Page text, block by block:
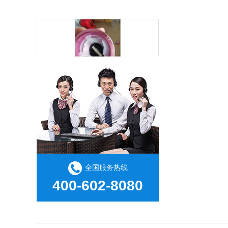
环氧树脂ab胶，为客户解决金属与塑料粘接的问题
全国服务热线
400-602-8080